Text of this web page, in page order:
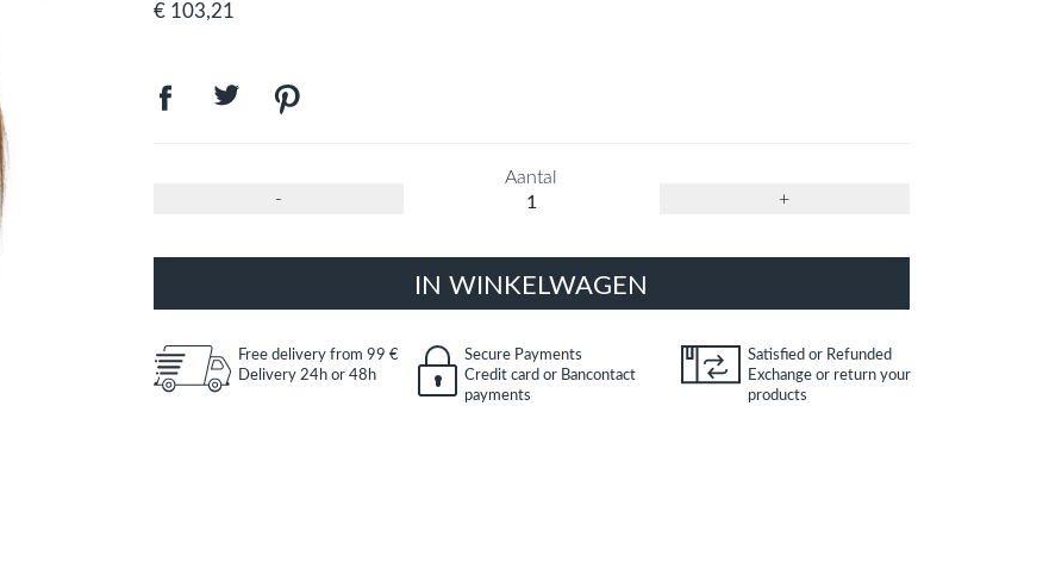
€ 103,21
-
Aantal
+
IN WINKELWAGEN
Free delivery from 99 €
Delivery 24h or 48h
Secure Payments
Credit card or Bancontact
payments
Satisfied or Refunded
Exchange or return your
products